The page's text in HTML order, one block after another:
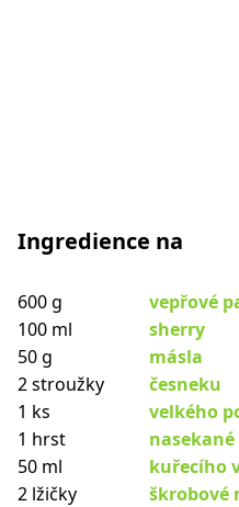
Ingredience na
600 g
vepřové
100 ml
sherry
50 g
másla
2 stroužky
česneku
1 ks
velkého
1 hrst
50 ml
kuřecího
2 lžičky
škrobové